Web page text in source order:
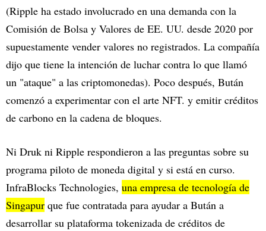
(Ripple ha estado involucrado en una demanda con la
Comisión de Bolsa y Valores de EE. UU. desde 2020 por
supuestamente vender valores no registrados. La compañía
dijo que tiene la intención de luchar contra lo que llamó
un "ataque" a las criptomonedas). Poco después, Bután
comenzó a experimentar con el arte NFT. y emitir créditos
de carbono en la cadena de bloques.
Ni Druk ni Ripple respondieron a las preguntas sobre su
programa piloto de moneda digital y si está en curso.
InfraBlocks Technologies, una empresa de tecnología de
Singapur que fue contratada para ayudar a Bután a
desarrollar su plataforma tokenizada de créditos de